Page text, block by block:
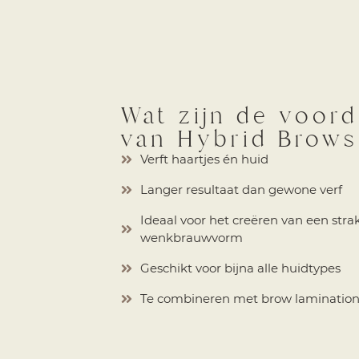
Wat zijn de
van Hybrid
Verft haartjes én huid
Langer resultaat dan gewone verf
Ideaal voor het creëren van een
wenkbrauwvorm
Geschikt voor bijna alle huidtypes
Te combineren met brow lamination